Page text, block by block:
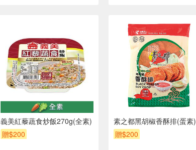
義美紅藜蔬食炒飯270g(全素)
贈$200
素之都黑胡椒香酥排(蛋素)
贈$200